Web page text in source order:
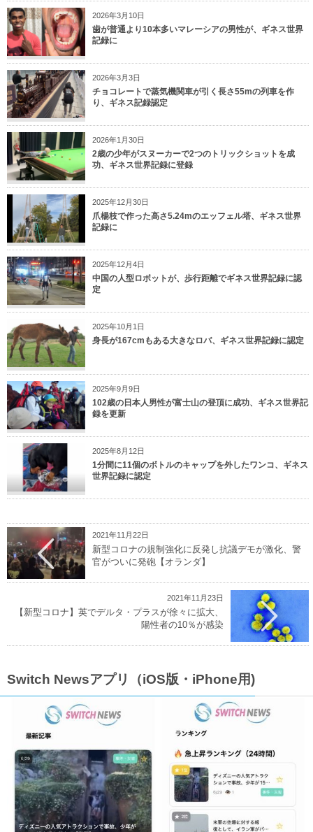
2026年3月10日
歯が普通より10本多いマレーシアの男性が、ギネス世界
記録に
2026年3月3日
チョコレートで蒸気機関車が引く長さ55mの列車を作
り、ギネス記録認定
2026年1月30日
2歳の少年がスヌーカーで2つのトリックショットを成
功、ギネス世界記録に登録
2025年12月30日
爪楊枝で作った高さ5.24mのエッフェル塔、ギネス世界
記録に
2025年12月4日
中国の人型ロボットが、歩行距離でギネス世界記録に認
定
2025年10月1日
身長が167cmもある大きなロバ、ギネス世界記録に認定
2025年9月9日
102歳の日本人男性が富士山の登頂に成功、ギネス世界記
録を更新
2025年8月12日
1分間に11個のボトルのキャップを外したワンコ、ギネス
世界記録に認定
2021年11月22日
新型コロナの規制強化に反発し抗議デモが激化、警
官がついに発砲【オランダ】
2021年11月23日
【新型コロナ】英でデルタ・プラスが徐々に拡大、
陽性者の10％が感染
Switch Newsアプリ（iOS版・iPhone用)